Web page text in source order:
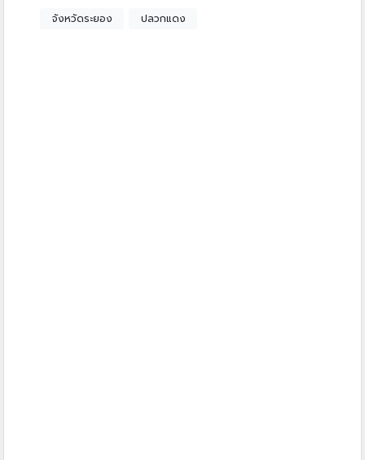
จังหวัดระยอง ปลวกแดง